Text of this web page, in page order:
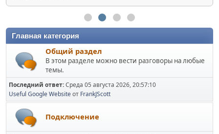
Главная категория
Общий раздел
В этом разделе можно вести разговоры на любые
темы.
Последний ответ:Среда 05 августа 2026, 20:57:10
Useful Google Websiteот FrankJScott
Подключение